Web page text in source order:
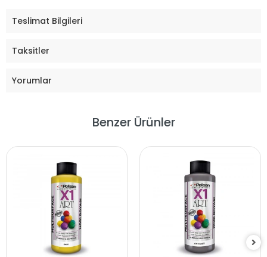
Teslimat Bilgileri
Taksitler
Yorumlar
Benzer Ürünler